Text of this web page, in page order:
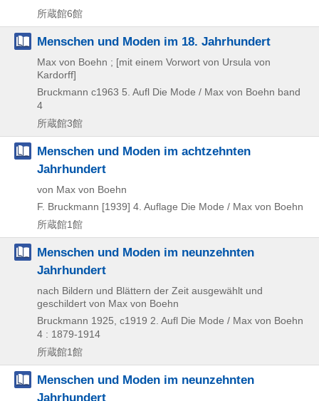
所蔵館6館
Menschen und Moden im 18. Jahrhundert
Max von Boehn ; [mit einem Vorwort von Ursula von
Kardorff]
Bruckmann c1963 5. Aufl Die Mode / Max von Boehn band
4
所蔵館3館
Menschen und Moden im achtzehnten
Jahrhundert
von Max von Boehn
F. Bruckmann [1939] 4. Auflage Die Mode / Max von Boehn
所蔵館1館
Menschen und Moden im neunzehnten
Jahrhundert
nach Bildern und Blättern der Zeit ausgewählt und
geschildert von Max von Boehn
Bruckmann 1925, c1919 2. Aufl Die Mode / Max von Boehn
4 : 1879-1914
所蔵館1館
Menschen und Moden im neunzehnten
Jahrhundert